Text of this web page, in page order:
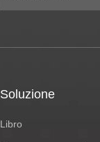
Soluzione
Libro